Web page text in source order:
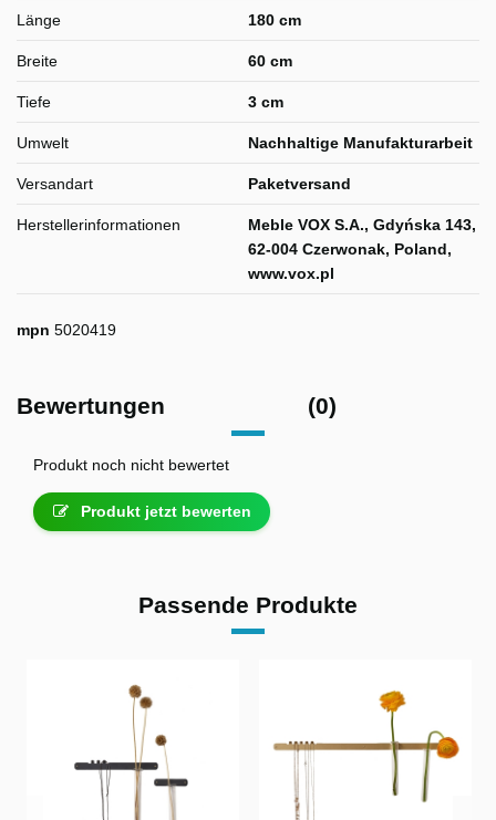
Länge 180 cm
Breite 60 cm
Tiefe 3 cm
Umwelt Nachhaltige Manufakturarbeit
Versandart Paketversand
Herstellerinformationen
Meble VOX S.A., Gdyńska 143,
62-004 Czerwonak, Poland,
www.vox.pl
mpn 5020419
Bewertungen (0)
Produkt noch nicht bewertet
Produkt jetzt bewerten
Passende Produkte